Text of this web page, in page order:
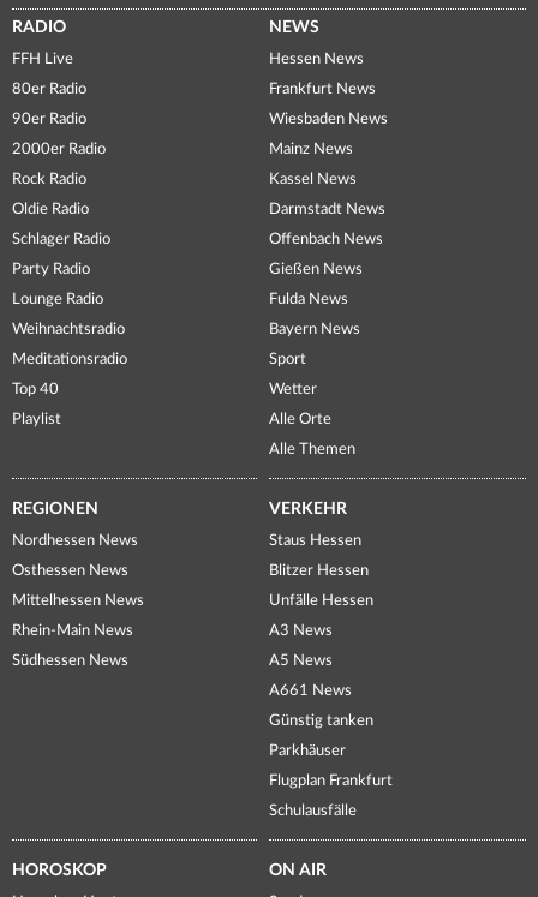
RADIO
FFH Live
80er Radio
90er Radio
2000er Radio
Rock Radio
Oldie Radio
Schlager Radio
Party Radio
Lounge Radio
Weihnachtsradio
Meditationsradio
Top 40
Playlist
NEWS
Hessen News
Frankfurt News
Wiesbaden News
Mainz News
Kassel News
Darmstadt News
Offenbach News
Gießen News
Fulda News
Bayern News
Sport
Wetter
Alle Orte
Alle Themen
REGIONEN
Nordhessen News
Osthessen News
Mittelhessen News
Rhein-Main News
Südhessen News
VERKEHR
Staus Hessen
Blitzer Hessen
Unfälle Hessen
A3 News
A5 News
A661 News
Günstig tanken
Parkhäuser
Flugplan Frankfurt
Schulausfälle
HOROSKOP ON AIR